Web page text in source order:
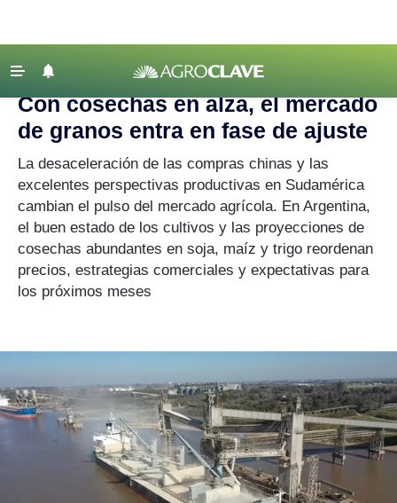
Agricultura
Lechería
Tecnología
Maquinaria agrícola
Agenda
Regionales
Mercados
Seguinos
‹ VOLVER
Agroclave Mercados | mercado
Con cosechas en alza, el mercado
de granos entra en fase de ajuste
La desaceleración de las compras chinas y las
excelentes perspectivas productivas en Sudamérica
cambian el pulso del mercado agrícola. En Argentina,
el buen estado de los cultivos y las proyecciones de
cosechas abundantes en soja, maíz y trigo reordenan
precios, estrategias comerciales y expectativas para
los próximos meses